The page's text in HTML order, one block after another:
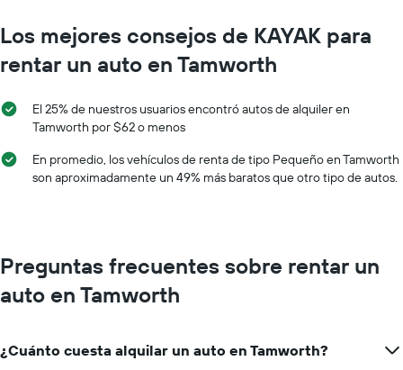
Los mejores consejos de KAYAK para
rentar un auto en Tamworth
El 25% de nuestros usuarios encontró autos de alquiler en
Tamworth por $62 o menos
En promedio, los vehículos de renta de tipo Pequeño en Tamworth
son aproximadamente un 49% más baratos que otro tipo de autos.
Preguntas frecuentes sobre rentar un
auto en Tamworth
¿Cuánto cuesta alquilar un auto en Tamworth?